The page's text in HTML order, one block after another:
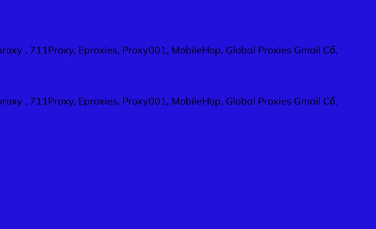
, 711Proxy, Eproxies, Proxy001, MobileHop, Global Proxies Gmail Cổ,
, 711Proxy, Eproxies, Proxy001, MobileHop, Global Proxies Gmail Cổ,